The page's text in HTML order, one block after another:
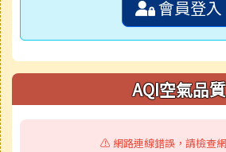
會員登入
AQI空氣品質
⚠️ 網路連線錯誤，請檢查